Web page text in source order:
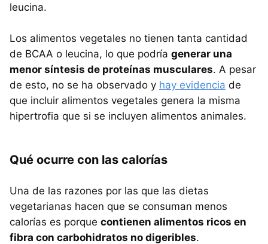
leucina.
Los alimentos vegetales no tienen tanta cantidad
de BCAA o leucina, lo que podría generar una
menor síntesis de proteínas musculares. A pesar
de esto, no se ha observado y hay evidencia de
que incluir alimentos vegetales genera la misma
hipertrofia que si se incluyen alimentos animales.
Qué ocurre con las calorías
Una de las razones por las que las dietas
vegetarianas hacen que se consuman menos
calorías es porque contienen alimentos ricos en
fibra con carbohidratos no digeribles.